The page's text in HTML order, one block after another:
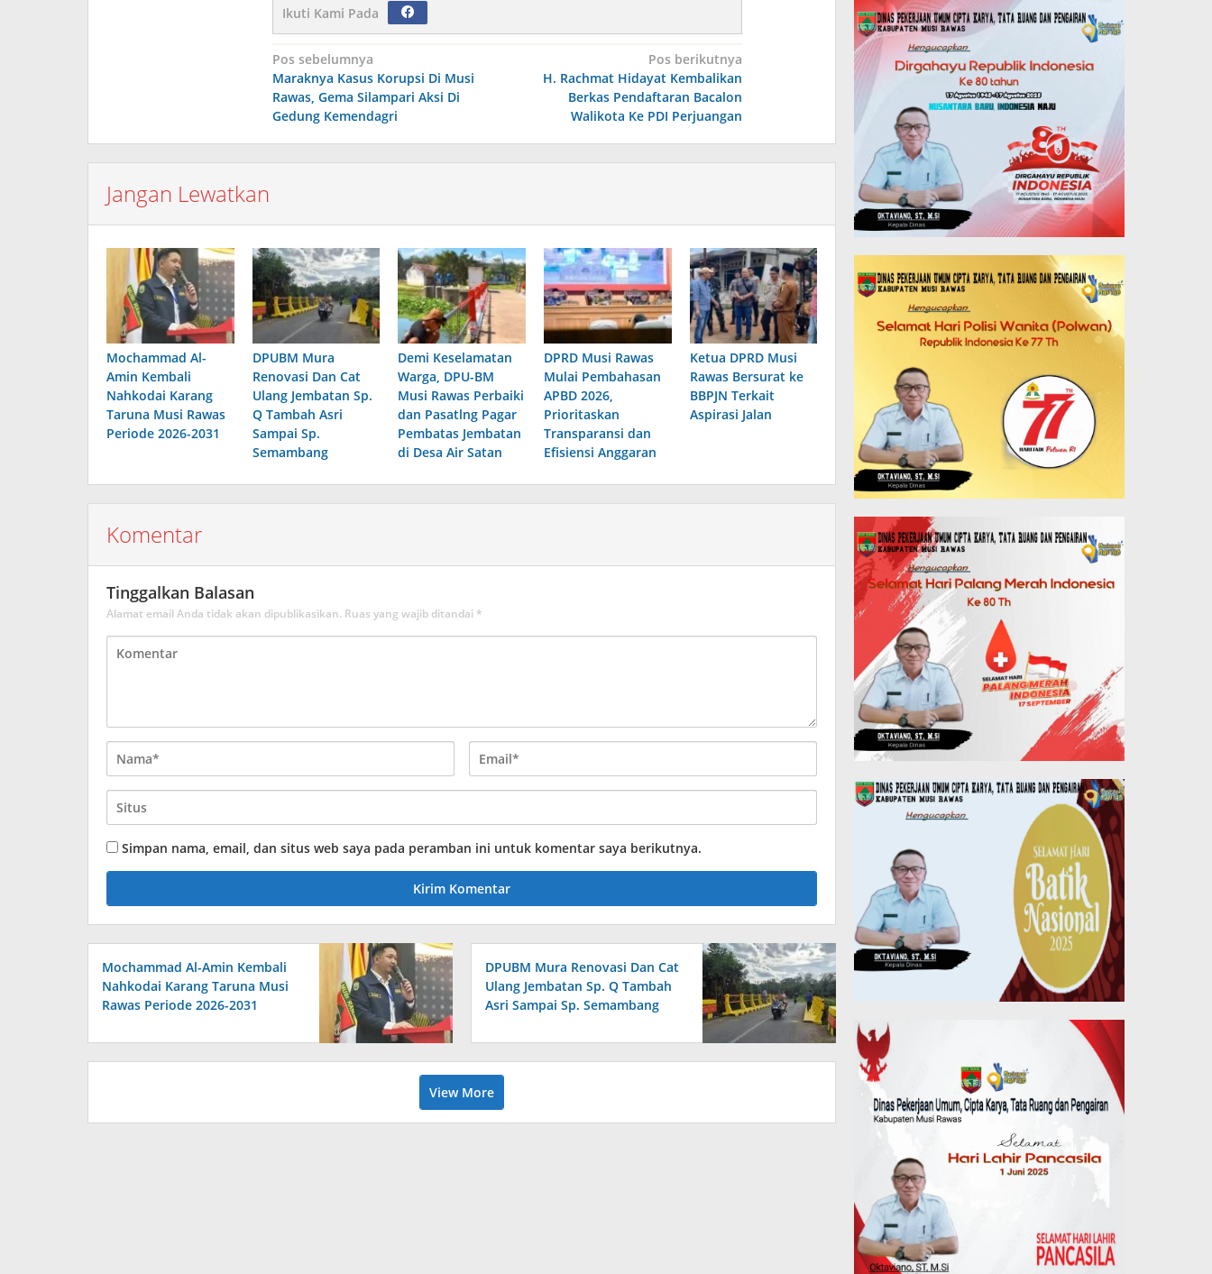
Ikuti Kami Pada
Navigasi
pos
Pos sebelumnya
Maraknya Kasus Korupsi Di Musi
Rawas, Gema Silampari Aksi Di
Gedung Kemendagri
Pos berikutnya
H. Rachmat Hidayat Kembalikan
Berkas Pendaftaran Bacalon
Walikota Ke PDI Perjuangan
Jangan Lewatkan
Mochammad Al-
Amin Kembali
Nahkodai Karang
Taruna Musi Rawas
Periode 2026-2031
DPUBM Mura
Renovasi Dan Cat
Ulang Jembatan Sp.
Q Tambah Asri
Sampai Sp.
Semambang
Demi Keselamatan
Warga, DPU-BM
Musi Rawas Perbaiki
dan Pasatlng Pagar
Pembatas Jembatan
di Desa Air Satan
DPRD Musi Rawas
Mulai Pembahasan
APBD 2026,
Prioritaskan
Transparansi dan
Efisiensi Anggaran
Ketua DPRD Musi
Rawas Bersurat ke
BBPJN Terkait
Aspirasi Jalan
Komentar
Tinggalkan Balasan
Alamat email Anda tidak akan dipublikasikan. Ruas yang wajib ditandai *
Simpan nama, email, dan situs web saya pada peramban ini untuk komentar saya berikutnya.
Mochammad Al-Amin Kembali
Nahkodai Karang Taruna Musi
Rawas Periode 2026-2031
DPUBM Mura Renovasi Dan Cat
Ulang Jembatan Sp. Q Tambah
Asri Sampai Sp. Semambang
View More